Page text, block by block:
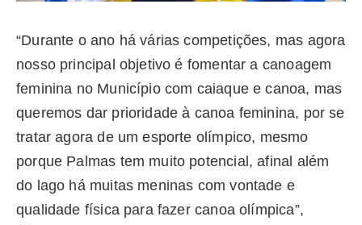
“Durante o ano há várias competições, mas agora
nosso principal objetivo é fomentar a canoagem
feminina no Município com caiaque e canoa, mas
queremos dar prioridade à canoa feminina, por se
tratar agora de um esporte olímpico, mesmo
porque Palmas tem muito potencial, afinal além
do lago há muitas meninas com vontade e
qualidade física para fazer canoa olímpica”,